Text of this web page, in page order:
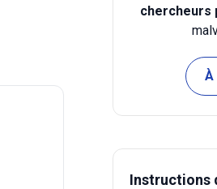
chercheurs
À
Instructions